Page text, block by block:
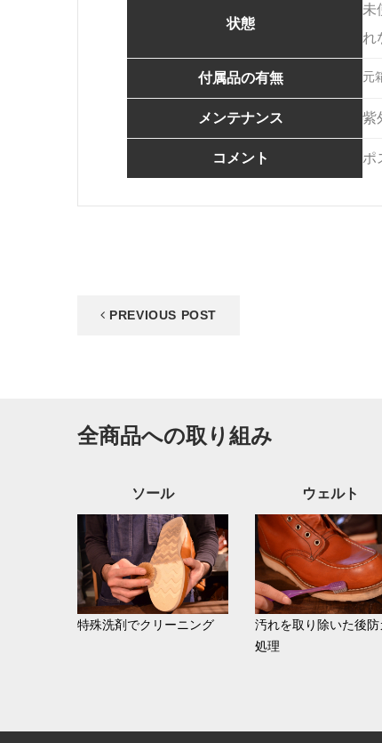
状態
未
れ
付属品の有無 元
メンテナンス 紫
コメント ポ
PREVIOUS POST
全商品への取り組み
ソール
特殊洗剤でクリーニング
ウェルト
汚れを取り除いた後防
処理